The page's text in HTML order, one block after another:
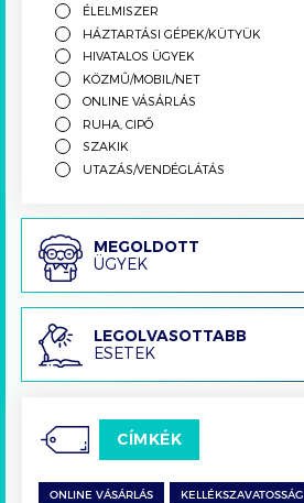
ÉLELMISZER
HÁZTARTÁSI GÉPEK/KÜTYÜK
HIVATALOS ÜGYEK
KÖZMŰ/MOBIL/NET
ONLINE VÁSÁRLÁS
RUHA, CIPŐ
SZAKIK
UTAZÁS/VENDÉGLÁTÁS
Megoldott
ügyek
MEGOLDOTT
ÜGYEK
Legolvasottabb
esetek
LEGOLVASOTTABB
ESETEK
CÍMKÉK
ONLINE VÁSÁRLÁS KELLÉKSZAVATOSSÁG